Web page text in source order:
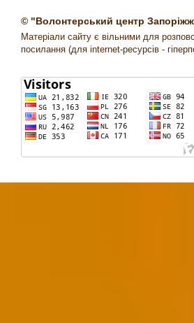
© "Волонтерський центр
Матеріали сайту є вільними для
посилання (для internet-ресурсів -